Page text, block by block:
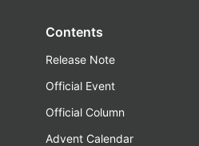
Contents
Release Note
Official Event
Official Column
Advent Calendar